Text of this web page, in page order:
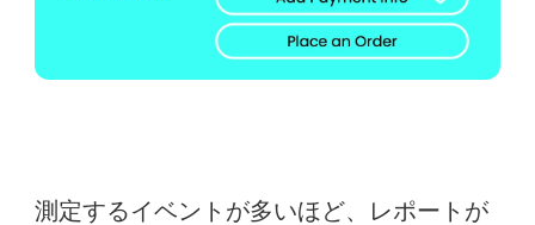
測定するイベントが多いほど、レポートが